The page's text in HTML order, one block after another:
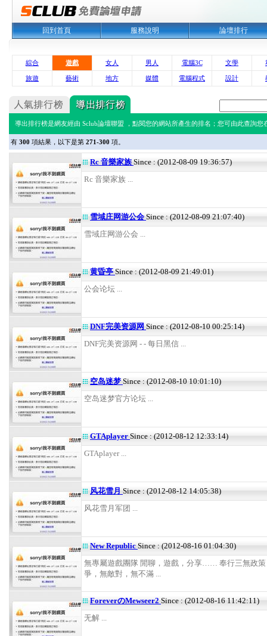
回到首頁 服務說明 論壇排行
綜合 遊戲 女人 男人 電腦3C 文學
旅遊 藝術 地方 媒體 電腦程式 設計
導出排行榜是網友經由 Sclub論壇聯盟 ，點閱您的網站所產生的排名；您可由此查詢您
有 300 項結果，以下是第 271-300 項。
Rc 音樂家族 Since : (2012-08-09 19:36:57)
Rc 音樂家族 ...
雪域庄网游公会 Since : (2012-08-09 21:07:40)
雪域庄网游公会 ...
黄昏亭 Since : (2012-08-09 21:49:01)
公会论坛 ...
DNF完美资源网 Since : (2012-08-10 00:25:14)
DNF完美资源网 - - 每日黑信 ...
空岛迷梦Since : (2012-08-10 10:01:10)
空岛迷梦官方论坛 ...
GTAplayer Since : (2012-08-12 12:33:14)
GTAplayer ...
风花雪月 Since : (2012-08-12 14:05:38)
风花雪月军团 ...
New Republic Since : (2012-08-16 01:04:30)
無專屬遊戲團隊 閒聊，遊戲，分享…… 奉行三無政策
爭，無敵對，無不滿 ...
ForeverのMewseer2 Since : (2012-08-16 11:42:11)
无解 ...